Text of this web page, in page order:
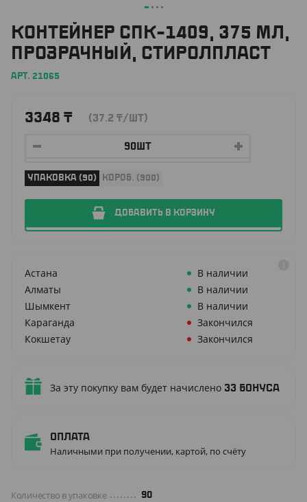
КОНТЕЙНЕР СПК-1409, 375 МЛ,
ПРОЗРАЧНЫЙ, СТИРОЛПЛАСТ
АРТ. 21065
3348 ₸ (37.2 ₸/ШТ)
УПАКОВКА (90) КОРОБ. (900)
ДОБАВИТЬ В КОРЗИНУ
Астана
В наличии
Алматы
В наличии
Шымкент
В наличии
Караганда
Закончился
Кокшетау
Закончился
За эту покупку вам будет начислено 33 бонуса
Оплата
Наличными при получении, картой, по счёту
Количество в упаковке 90